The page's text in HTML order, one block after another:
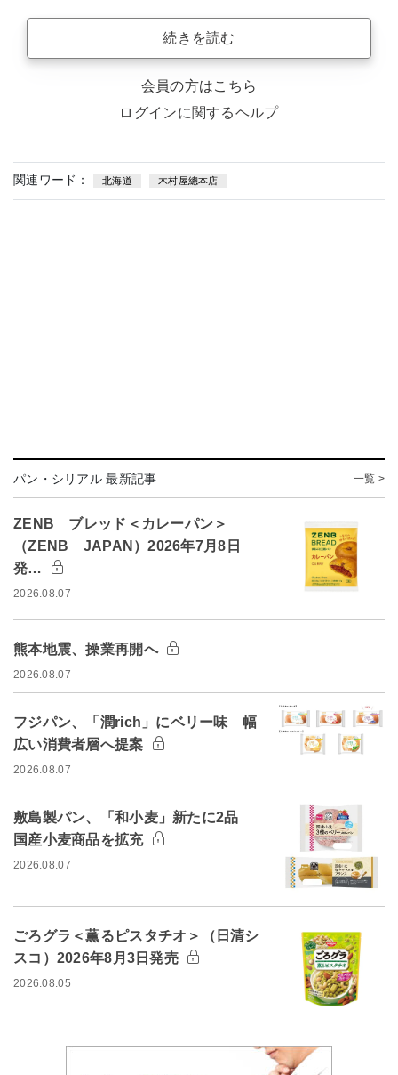
続きを読む
会員の方はこちら
ログインに関するヘルプ
関連ワード： 北海道 木村屋總本店
パン・シリアル 最新記事 一覧 >
ZENB ブレッド＜カレーパン＞
（ZENB JAPAN）2026年7月8日
発…
2026.08.07
熊本地震、操業再開へ
2026.08.07
フジパン、「潤rich」にベリー味 幅
広い消費者層へ提案
2026.08.07
敷島製パン、「和小麦」新たに2品
国産小麦商品を拡充
2026.08.07
ごろグラ＜薫るピスタチオ＞（日清シ
スコ）2026年8月3日発売
2026.08.05